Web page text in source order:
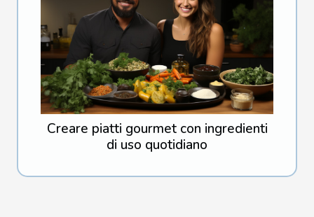
Creare piatti gourmet con ingredienti
di uso quotidiano